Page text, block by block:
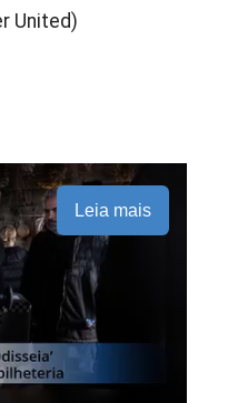
United)
Leia mais